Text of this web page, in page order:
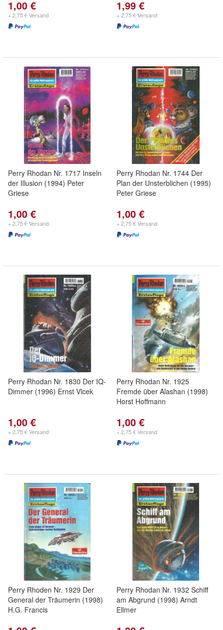
1,00 €
+ 2,75 € Versand
1,99 €
+ 2,75 € Versand
Perry Rhodan Nr. 1717 Inseln
der Illusion (1994) Peter
Griese
1,00 €
+ 2,75 € Versand
Perry Rhodan Nr. 1744 Der
Plan der Unsterblichen (1995)
Peter Griese
1,00 €
+ 2,75 € Versand
Perry Rhodan Nr. 1830 Der IQ-
Dimmer (1996) Ernst Vlcek
1,00 €
+ 2,75 € Versand
Perry Rhodan Nr. 1925
Fremde über Alashan (1998)
Horst Hoffmann
1,00 €
+ 2,75 € Versand
Perry Rhoden Nr. 1929 Der
General der Träumerin (1998)
H.G. Francis
Perry Rhodan Nr. 1932 Schiff
am Abgrund (1998) Arndt
Ellmer